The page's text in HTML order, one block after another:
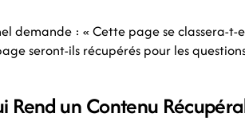
demande : « Cette page se classera-t-
seront-ils récupérés pour les
Rend un Contenu